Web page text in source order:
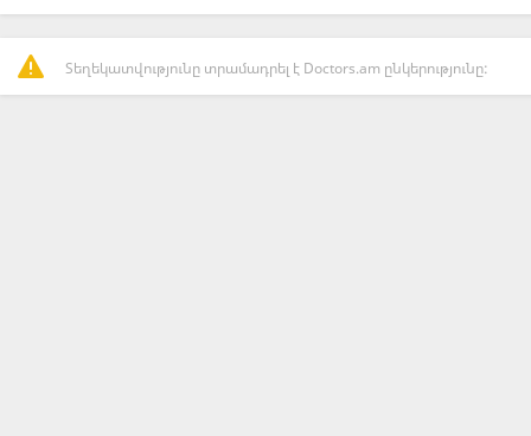
Տեղեկատվությունը տրամադրել է Doctors.am ընկերությունը: